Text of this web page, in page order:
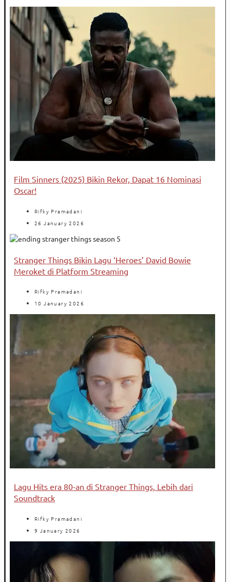
Film Sinners (2025) Bikin Rekor, Dapat 16 Nominasi
Oscar!
Rifky Pramadani
26 January 2026
Stranger Things Bikin Lagu ‘Heroes’ David Bowie
Meroket di Platform Streaming
Rifky Pramadani
10 January 2026
Lagu Hits era 80-an di Stranger Things, Lebih dari
Soundtrack
Rifky Pramadani
9 January 2026